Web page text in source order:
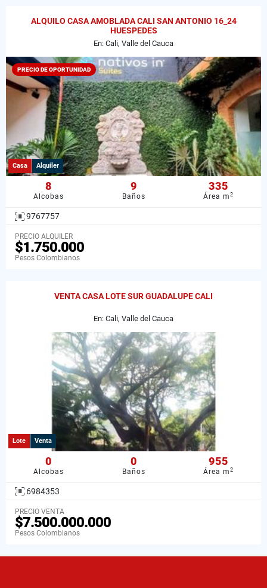
ALQUILO CASA AMOBLADA CALI SAN ANTONIO 16_24
HUESPEDES
En: Cali, Valle del Cauca
PRECIO DE OPORTUNIDAD
Casa Alquiler
8
Alcobas
9
Baños
335
Área m2
9767757
PRECIO ALQUILER
$1.750.000
Pesos Colombianos
VENTA CASA LOTE SUR GUADALUPE CALI
En: Cali, Valle del Cauca
Lote Venta
0
Alcobas
0
Baños
955
Área m2
6984353
PRECIO VENTA
$7.500.000.000
Pesos Colombianos